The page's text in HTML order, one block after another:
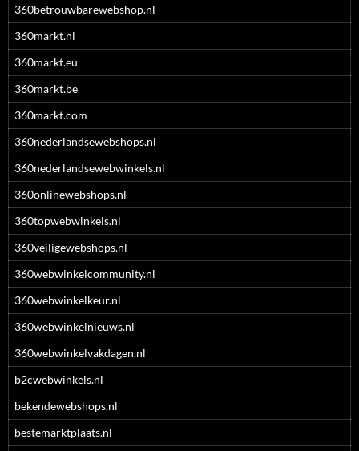
360betrouwbarewebshop.nl
360markt.nl
360markt.eu
360markt.be
360markt.com
360nederlandsewebshops.nl
360nederlandsewebwinkels.nl
360onlinewebshops.nl
360topwebwinkels.nl
360veiligewebshops.nl
360webwinkelcommunity.nl
360webwinkelkeur.nl
360webwinkelnieuws.nl
360webwinkelvakdagen.nl
b2cwebwinkels.nl
bekendewebshops.nl
bestemarktplaats.nl